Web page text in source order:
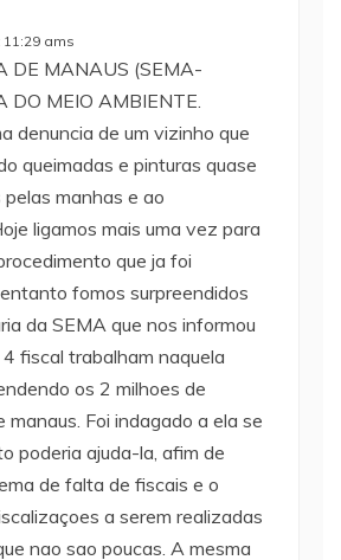
11:29 ams
DE MANAUS (SEMA-
DO MEIO AMBIENTE.
denuncia de um vizinho que
queimadas e pinturas quase
manhas e ao
ligamos mais uma vez para
que ja foi
fomos surpreendidos
da SEMA que nos informou
fiscal trabalham naquela
os 2 milhoes de
Foi indagado a ela se
poderia ajuda-la, afim de
de falta de fiscais e o
a serem realizadas
nao sao poucas. A mesma